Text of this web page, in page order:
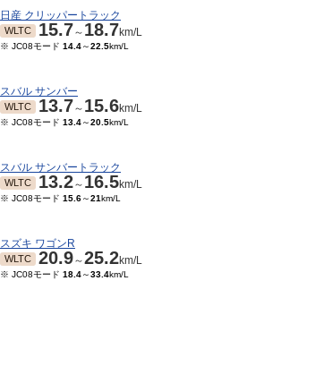
日産 クリッパートラック
WLTC 15.7～ 18.7km/L
※ JC08モード 14.4～22.5km/L
スバル サンバー
WLTC 13.7～ 15.6km/L
※ JC08モード 13.4～20.5km/L
スバル サンバートラック
WLTC 13.2～ 16.5km/L
※ JC08モード 15.6～21km/L
スズキ ワゴンR
WLTC 20.9～25.2km/L
※ JC08モード 18.4～33.4km/L